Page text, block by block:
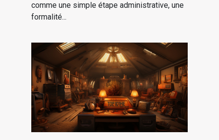
comme une simple étape administrative, une
formalité...